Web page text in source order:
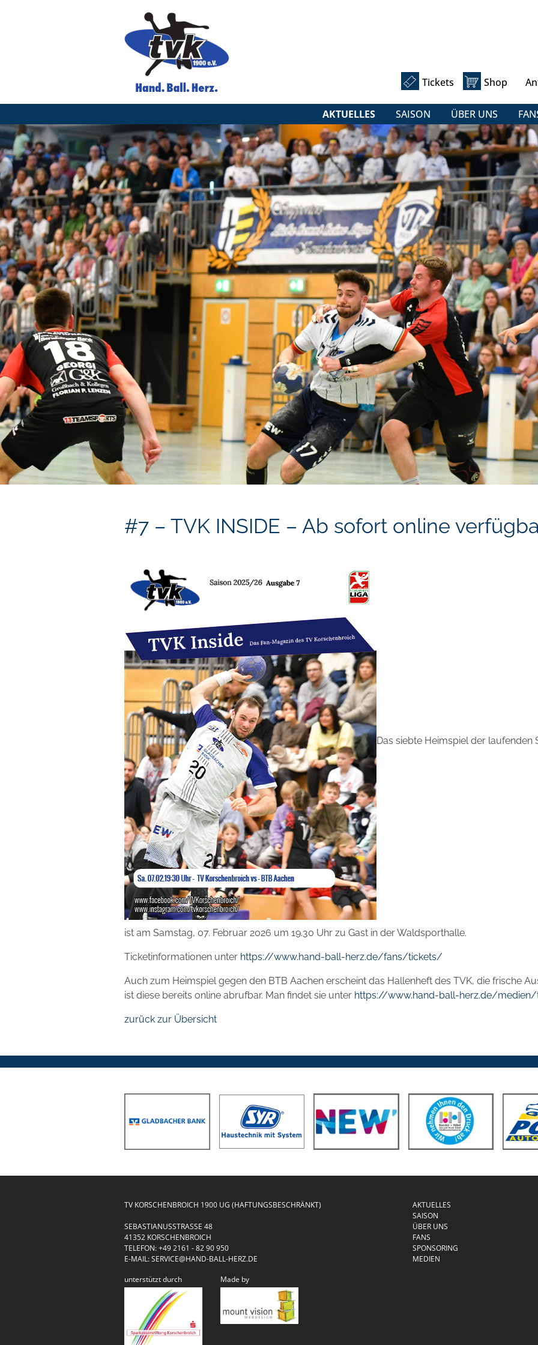
Shop
Tickets
AKTUELLES SAISON ÜBER UNS
#7 – TVK INSIDE – Ab sofort online
Das siebte Heimspiel der laufenden
ist am Samstag, 07. Februar 2026 um 19.30 Uhr zu Gast in der Waldsporthalle.
Ticketinformationen unter https://www.hand-ball-herz.de/fans/tickets/
Auch zum Heimspiel gegen den BTB Aachen erscheint das Hallenheft des TVK, die frische
ist diese bereits online abrufbar. Man findet sie unter https://www.hand-ball-herz.de/
zurück zur Übersicht
TV KORSCHENBROICH 1900 UG (HAFTUNGSBESCHRÄNKT)
SEBASTIANUSSTRASSE 48
41352 KORSCHENBROICH
TELEFON:+49 2161 - 82 90 950
E-MAIL:SERVICE@HAND-BALL-HERZ.DE
AKTUELLES
SAISON
ÜBER UNS
FANS
SPONSORING
MEDIEN
unterstützt durch
Made by